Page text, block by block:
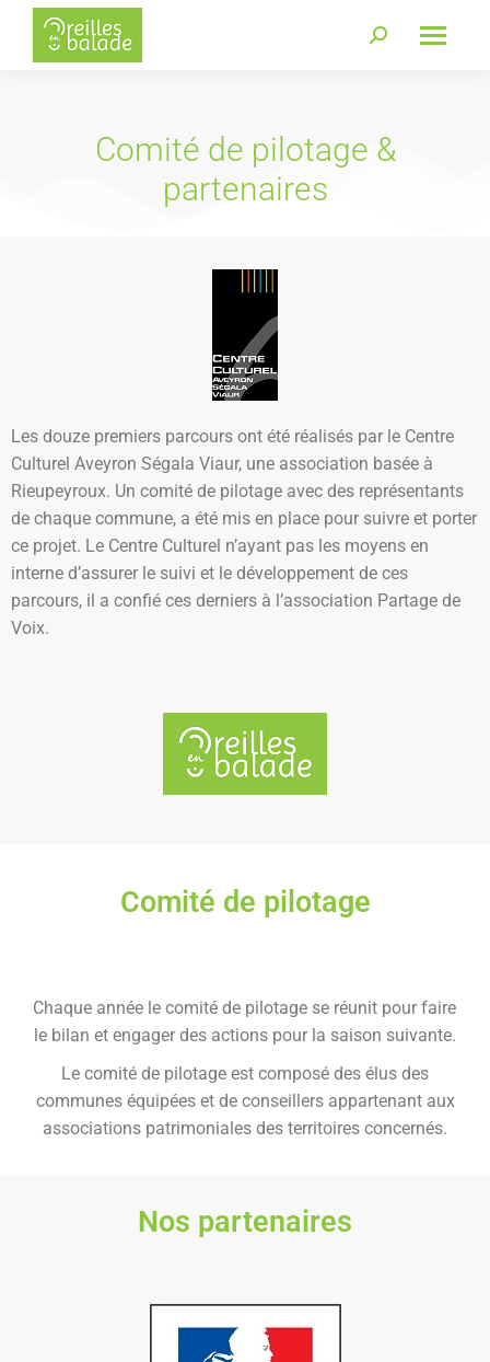
Comité de pilotage &
partenaires
Les douze premiers parcours ont été réalisés par le Centre
Culturel Aveyron Ségala Viaur, une association basée à
Rieupeyroux. Un comité de pilotage avec des représentants
de chaque commune, a été mis en place pour suivre et porter
ce projet. Le Centre Culturel n’ayant pas les moyens en
interne d’assurer le suivi et le développement de ces
parcours, il a confié ces derniers à l’association Partage de
Voix.
Comité de pilotage
Chaque année le comité de pilotage se réunit pour faire
le bilan et engager des actions pour la saison suivante.
Le comité de pilotage est composé des élus des
communes équipées et de conseillers appartenant aux
associations patrimoniales des territoires concernés.
Nos partenaires